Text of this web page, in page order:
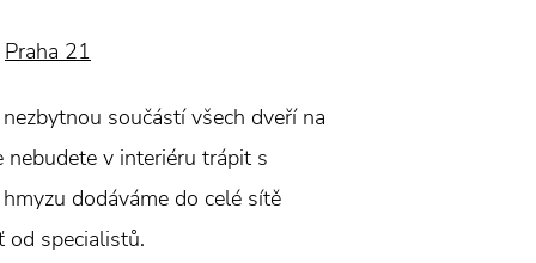
Praha 21
součástí všech dveří na
nebudete v interiéru trápit s
dodáváme do celé sítě
od specialistů.